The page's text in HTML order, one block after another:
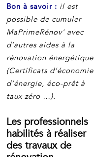
Bon à savoir : il est
possible de cumuler
MaPrimeRénov' avec
d’autres aides à la
rénovation énergétique
(Certificats d’économie
d’énergie, éco-prêt à
taux zéro …).
Les professionnels
habilités à réaliser
des travaux de